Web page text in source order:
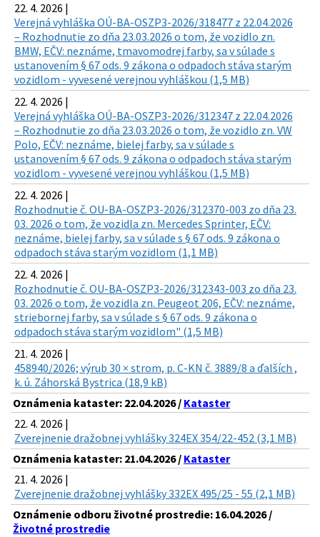
22. 4. 2026 |
Verejná vyhláška OÚ-BA-OSZP3-2026/318477 z 22.04.2026
– Rozhodnutie zo dňa 23.03.2026 o tom, že vozidlo zn.
BMW, EČV: neznáme, tmavomodrej farby, sa v súlade s
ustanovením § 67 ods. 9 zákona o odpadoch stáva starým
vozidlom - vyvesené verejnou vyhláškou (1,5 MB)
22. 4. 2026 |
Verejná vyhláška OÚ-BA-OSZP3-2026/312347 z 22.04.2026
– Rozhodnutie zo dňa 23.03.2026 o tom, že vozidlo zn. VW
Polo, EČV: neznáme, bielej farby, sa v súlade s
ustanovením § 67 ods. 9 zákona o odpadoch stáva starým
vozidlom - vyvesené verejnou vyhláškou (1,5 MB)
22. 4. 2026 |
Rozhodnutie č. OU-BA-OSZP3-2026/312370-003 zo dňa 23.
03. 2026 o tom, že vozidla zn. Mercedes Sprinter, EČV:
neznáme, bielej farby, sa v súlade s § 67 ods. 9 zákona o
odpadoch stáva starým vozidlom (1,1 MB)
22. 4. 2026 |
Rozhodnutie č. OU-BA-OSZP3-2026/312343-003 zo dňa 23.
03. 2026 o tom, že vozidla zn. Peugeot 206, EČV: neznáme,
striebornej farby, sa v súlade s § 67 ods. 9 zákona o
odpadoch stáva starým vozidlom" (1,5 MB)
21. 4. 2026 |
458940/2026; výrub 30 × strom, p. C-KN č. 3889/8 a ďalších ,
k. ú. Záhorská Bystrica (18,9 kB)
Oznámenia kataster: 22.04.2026 / Kataster
22. 4. 2026 |
Zverejnenie dražobnej vyhlášky 324EX 354/22-452 (3,1 MB)
Oznámenia kataster: 21.04.2026 / Kataster
21. 4. 2026 |
Zverejnenie dražobnej vyhlášky 332EX 495/25 - 55 (2,1 MB)
Oznámenie odboru životné prostredie: 16.04.2026 /
Životné prostredie